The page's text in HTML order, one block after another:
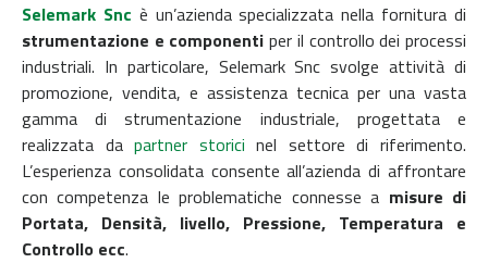
Selemark Snc è un’azienda specializzata nella fornitura di
strumentazione e componenti per il controllo dei processi
industriali. In particolare, Selemark Snc svolge attività di
promozione, vendita, e assistenza tecnica per una vasta
gamma di strumentazione industriale, progettata e
realizzata dapartner storici nel settore di riferimento.
L’esperienza consolidata consente all’azienda di affrontare
con competenza le problematiche connesse a misure di
Portata, Densità, livello, Pressione, Temperatura e
Controllo ecc.